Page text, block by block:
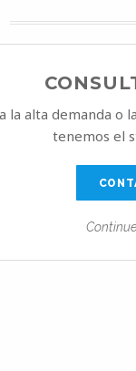
la alta demanda o
tenemos el